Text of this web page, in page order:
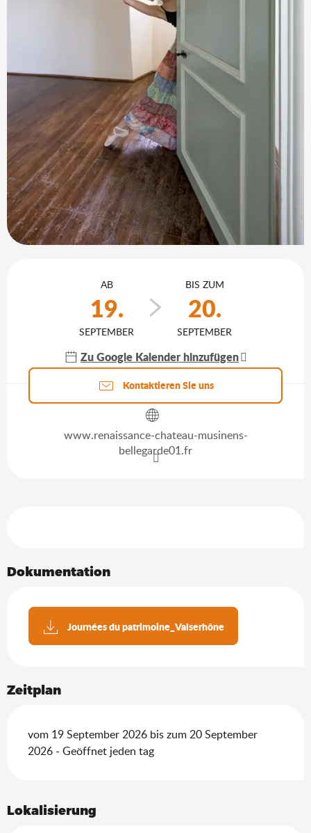
AB
19.
SEPTEMBER
BIS ZUM
20.
SEPTEMBER
Zu Google Kalender hinzufügen
Aktuelle Agenda
Kontaktieren Sie uns
www.renaissance-chateau-musinens-
bellegarde01.fr
Dokumentation
Journées du patrimoine_Valserhône
Zeitplan
vom 19 September 2026 bis zum 20 September
2026 - Geöffnet jeden tag
Lokalisierung